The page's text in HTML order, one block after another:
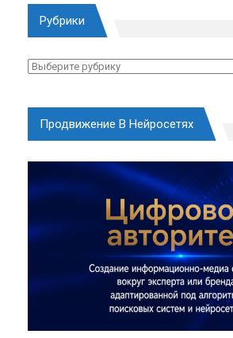
Рубрики
Рубрики
Продвижение В Нейросетях